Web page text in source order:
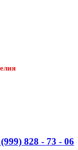
(999) 828 - 73 - 06